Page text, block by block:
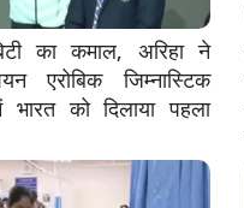
का कमाल, अरिहा ने
एरोबिक जिम्नास्टिक
भारत को दिलाया पहला